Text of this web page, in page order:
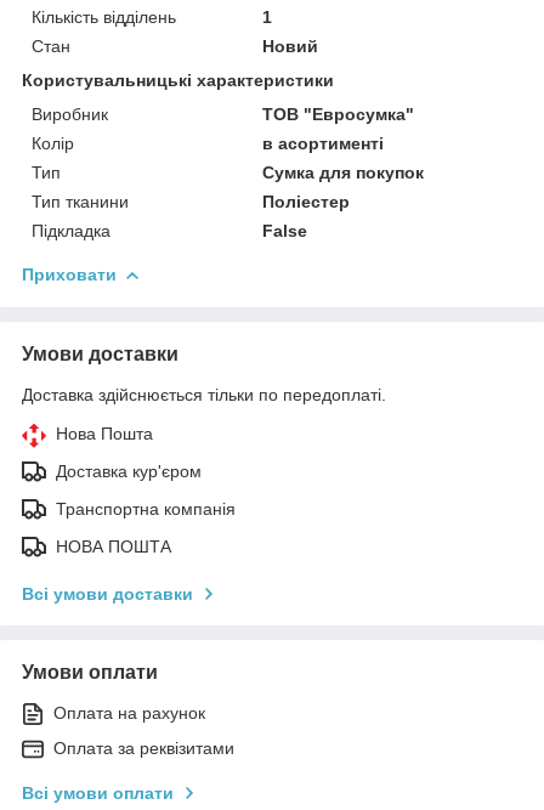
Кількість відділень
1
Стан
Новий
Користувальницькі характеристики
Виробник
ТОВ "Евросумка"
Колір
в асортименті
Тип
Сумка для покупок
Тип тканини
Поліестер
Підкладка
False
Приховати
Умови доставки
Доставка здійснюється тільки по передоплаті.
Нова Пошта
Доставка кур'єром
Транспортна компанія
НОВА ПОШТА
Всі умови доставки
Умови оплати
Оплата на рахунок
Оплата за реквізитами
Всі умови оплати